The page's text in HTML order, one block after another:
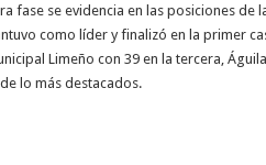
fase se evidencia en las posiciones de
como líder y finalizó en la primer
Limeño con 39 en la tercera,
lo más destacados.